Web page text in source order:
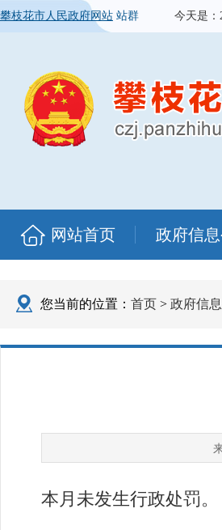
攀枝花市人民政府网站 站群 今天是：
网站首页 政府信
您当前的位置： 首页 > 政府信
本月未发生行政处罚。